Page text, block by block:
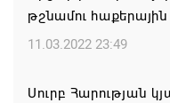
մեծածավալ
բնակավայրերում
թշնամու
11.03.2022 23:49
Սուրբ Հարության